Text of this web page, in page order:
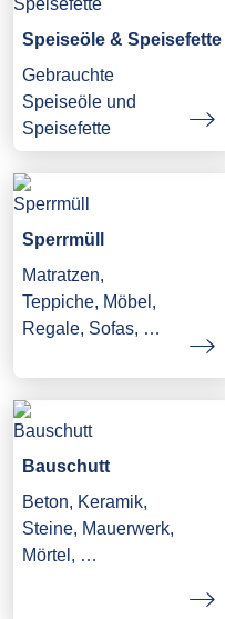
Speiseöle & Speisefette
Gebrauchte
Speiseöle und
Speisefette
Sperrmüll
Matratzen,
Teppiche, Möbel,
Regale, Sofas, …
Bauschutt
Beton, Keramik,
Steine, Mauerwerk,
Mörtel, …